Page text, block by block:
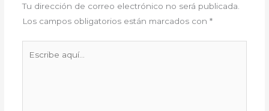
Tu dirección de correo electrónico no será publicada.
Los campos obligatorios están marcados con *